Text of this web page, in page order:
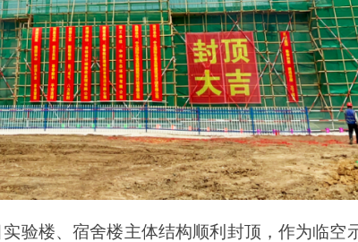
楼、宿舍楼主体结构顺利封顶，作为临空